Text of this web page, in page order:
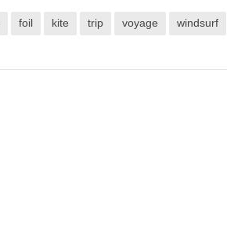
foil kite trip voyage windsurf